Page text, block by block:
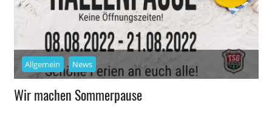
Allgemein News
Wir machen Sommerpause